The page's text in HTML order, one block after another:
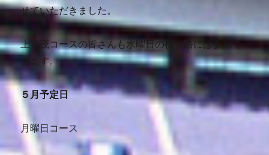
せていただきました。
上賀茂コースの皆さんも水曜日の横大路には参加で
きます。
５月予定日
月曜日コース